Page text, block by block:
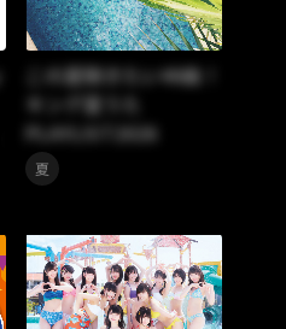
この夏聴きたい40曲！
キング夏うた
PLAYLIST2026
夏